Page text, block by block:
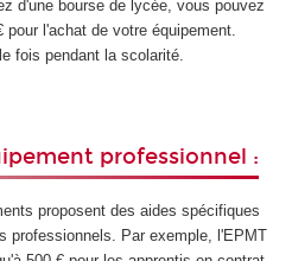
d'une bourse de lycée, vous pouvez
l'achat de votre équipement.
fois pendant la scolarité.
professionnel :
proposent des aides spécifiques
professionnels. Par exemple, l'EPMT